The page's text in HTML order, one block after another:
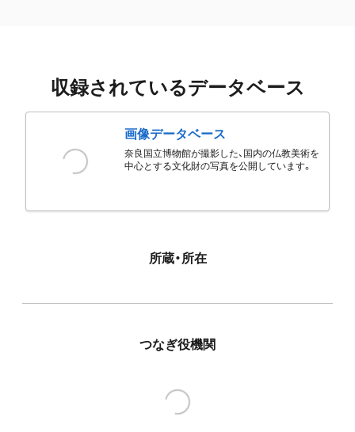
収録されているデータベース
画像データベース
奈良国立博物館が撮影した、国内の仏教美術を
中心とする文化財の写真を公開しています。
所蔵・所在
つなぎ役機関